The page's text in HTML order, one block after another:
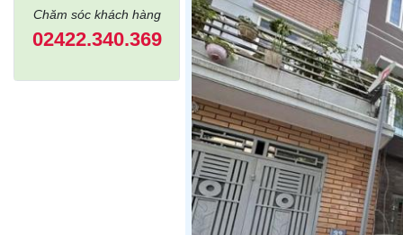
Chăm sóc khách hàng
02422.340.369